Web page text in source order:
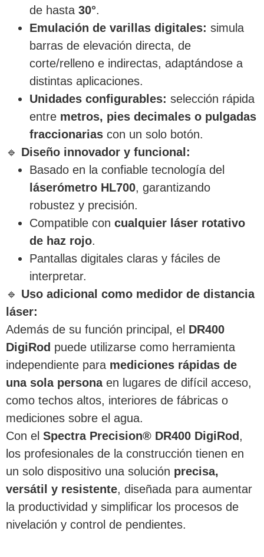
de hasta 30°.
Emulación de varillas digitales: simula
barras de elevación directa, de
corte/relleno e indirectas, adaptándose a
distintas aplicaciones.
Unidades configurables: selección rápida
entre metros, pies decimales o pulgadas
fraccionarias con un solo botón.
🔹 Diseño innovador y funcional:
Basado en la confiable tecnología del
láserómetro HL700, garantizando
robustez y precisión.
Compatible con cualquier láser rotativo
de haz rojo.
Pantallas digitales claras y fáciles de
interpretar.
🔹 Uso adicional como medidor de distancia
láser:
Además de su función principal, el DR400
DigiRod puede utilizarse como herramienta
independiente para mediciones rápidas de
una sola personaen lugares de difícil acceso,
como techos altos, interiores de fábricas o
mediciones sobre el agua.
Con el Spectra Precision® DR400 DigiRod ,
los profesionales de la construcción tienen en
un solo dispositivo una solución precisa,
versátil y resistente, diseñada para aumentar
la productividad y simplificar los procesos de
nivelación y control de pendientes.